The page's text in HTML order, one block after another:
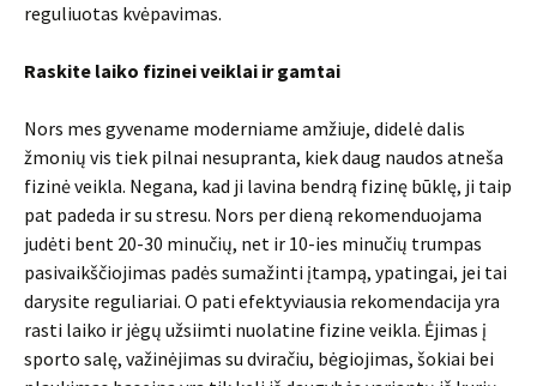
reguliuotas kvėpavimas.
Raskite laiko fizinei veiklai ir gamtai
Nors mes gyvename moderniame amžiuje, didelė dalis
žmonių vis tiek pilnai nesupranta, kiek daug naudos atneša
fizinė veikla. Negana, kad ji lavina bendrą fizinę būklę, ji taip
pat padeda ir su stresu. Nors per dieną rekomenduojama
judėti bent 20-30 minučių, net ir 10-ies minučių trumpas
pasivaikščiojimas padės sumažinti įtampą, ypatingai, jei tai
darysite reguliariai. O pati efektyviausia rekomendacija yra
rasti laiko ir jėgų užsiimti nuolatine fizine veikla. Ėjimas į
sporto salę, važinėjimas su dviračiu, bėgiojimas, šokiai bei